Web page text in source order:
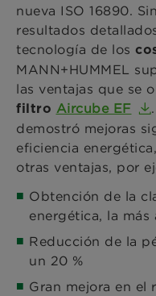
nueva ISO 16890.
resultados
tecnología de los
MANN+HUMMEL
las ventajas que se
filtro Aircube EF
demostró mejoras
eficiencia
otras ventajas, por
Obtención de la
energética, la más
Reducción de la
un 20 %
Gran mejora en el